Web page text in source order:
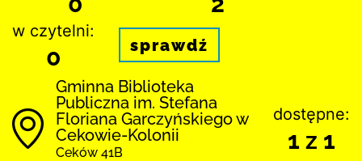
w czytelni:
0 sprawdź
Gminna Biblioteka
Publiczna im. Stefana
Floriana Garczyńskiego w
Cekowie-Kolonii
Ceków 41B
dostępne:
1 z 1